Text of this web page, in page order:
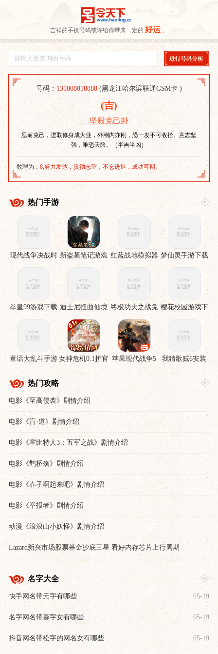
吉祥的手机号码或许给你带来一定的 好运 。
号码： 131008818888(黑龙江哈尔滨联通GSM卡 )
(吉)
坚毅克己卦
忍耐克己，进取修身成大业，外刚内亦刚，恐一发不可收拾。意志坚
强，唯恐天险。（半吉半凶）
数理为：8,努力发达，贯彻志望，不忘进退，成功可期。
热门手游
现代战争决战时
刻手机版
新盗墓笔记游戏 红蓝战地模拟器
手游
梦仙灵手游下载
拳皇99游戏下载 迪士尼扭曲仙境 终极功夫之战免
费版
樱花校园游戏下
童话大乱斗手游 女神危机0.1折官 苹果现代战争5
眩晕风暴破解直
裝版
我猜歌贼6安装
热门攻略
电影《至高侵袭》剧情介绍
电影《盲·道》剧情介绍
电影《霍比特人3：五军之战》剧情介绍
电影《鹊桥殇》剧情介绍
电影《春子啊起来吧》剧情介绍
电影《举报者》剧情介绍
动漫《浪浪山小妖怪》剧情介绍
Lazard新兴市场股票基金抄底三星 看好内存芯片上行周期
名字大全
快手网名带元字有哪些 05-19
名字网名带葵字女有哪些 05-19
抖音网名带松字的网名女有哪些 05-19